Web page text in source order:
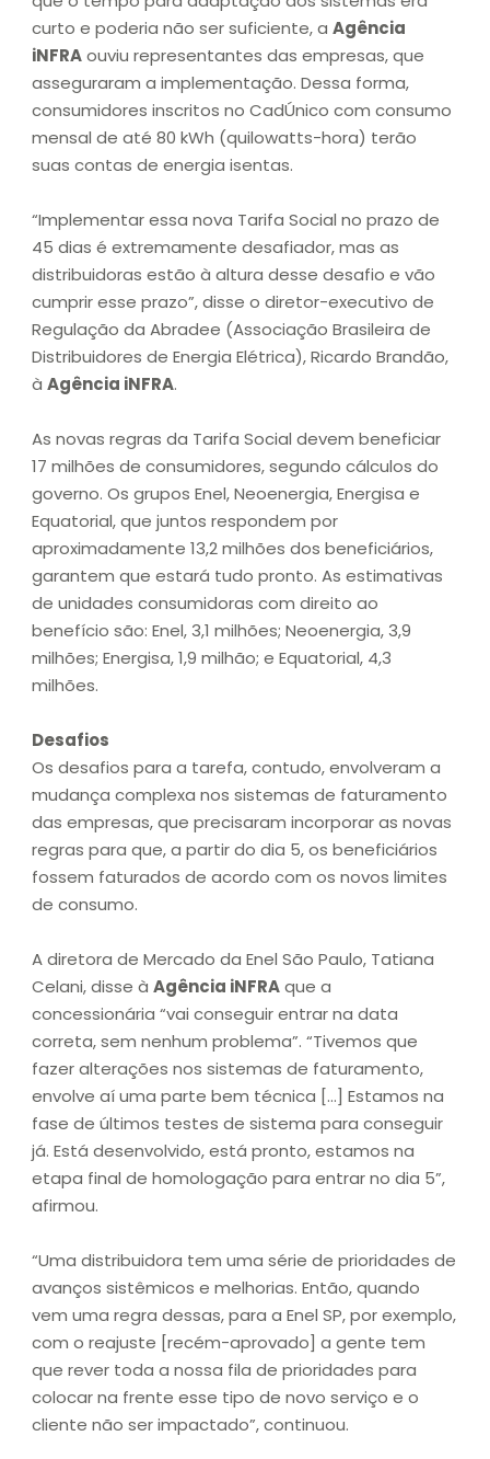
curto e poderia não ser suficiente, a Agência
iNFRAouviu representantes das empresas, que
asseguraram a implementação. Dessa forma,
consumidores inscritos no CadÚnico com consumo
mensal de até 80 kWh (quilowatts-hora) terão
suas contas de energia isentas.
“Implementar essa nova Tarifa Social no prazo de
45 dias é extremamente desafiador, mas as
distribuidoras estão à altura desse desafio e vão
cumprir esse prazo”, disse o diretor-executivo de
Regulação da Abradee (Associação Brasileira de
Distribuidores de Energia Elétrica), Ricardo Brandão,
à Agência iNFRA.
As novas regras da Tarifa Social devem beneficiar
17 milhões de consumidores, segundo cálculos do
governo. Os grupos Enel, Neoenergia, Energisa e
Equatorial, que juntos respondem por
aproximadamente 13,2 milhões dos beneficiários,
garantem que estará tudo pronto. As estimativas
de unidades consumidoras com direito ao
benefício são: Enel, 3,1 milhões; Neoenergia, 3,9
milhões; Energisa, 1,9 milhão; e Equatorial, 4,3
milhões.
Desafios
Os desafios para a tarefa, contudo, envolveram a
mudança complexa nos sistemas de faturamento
das empresas, que precisaram incorporar as novas
regras para que, a partir do dia 5, os beneficiários
fossem faturados de acordo com os novos limites
de consumo.
A diretora de Mercado da Enel São Paulo, Tatiana
Celani, disse à Agência iNFRAque a
concessionária “vai conseguir entrar na data
correta, sem nenhum problema”. “Tivemos que
fazer alterações nos sistemas de faturamento,
envolve aí uma parte bem técnica […] Estamos na
fase de últimos testes de sistema para conseguir
já. Está desenvolvido, está pronto, estamos na
etapa final de homologação para entrar no dia 5”,
afirmou.
“Uma distribuidora tem uma série de prioridades de
avanços sistêmicos e melhorias. Então, quando
vem uma regra dessas, para a Enel SP, por exemplo,
com o reajuste [recém-aprovado] a gente tem
que rever toda a nossa fila de prioridades para
colocar na frente esse tipo de novo serviço e o
cliente não ser impactado”, continuou.